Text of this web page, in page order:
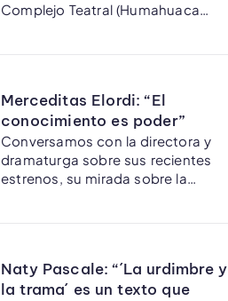
Complejo Teatral (Humahuaca
Merceditas Elordi: “El
conocimiento es poder”
Conversamos con la directora y
dramaturga sobre sus recientes
estrenos, su mirada sobre la
Naty Pascale: “´La urdimbre y
la trama´ es un texto que